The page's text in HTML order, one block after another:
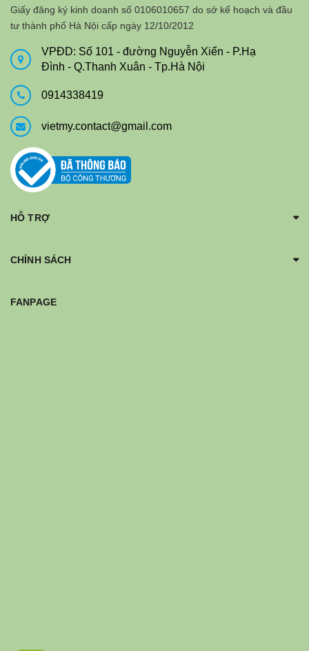
Giấy đăng ký kinh doanh số 0106010657 do sở kế hoạch và đầu
tư thành phố Hà Nội cấp ngày 12/10/2012
VPĐD: Số 101 - đường Nguyễn Xiển - P.Hạ
Đình - Q.Thanh Xuân - Tp.Hà Nội
0914338419
vietmy.contact@gmail.com
HỖ TRỢ
CHÍNH SÁCH
FANPAGE